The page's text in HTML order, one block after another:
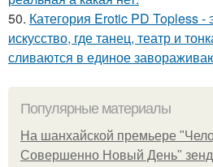
50. Категория Erotic PD Topless -
искусство, где танец, театр и
сливаются в единое
Популярные материалы
На шанхайской премьере
Совершенно Новый День"